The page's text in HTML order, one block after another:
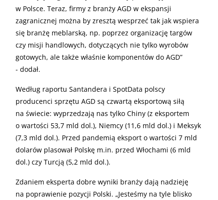
w Polsce. Teraz, firmy z branży AGD w ekspansji
zagranicznej można by zresztą wesprzeć tak jak wspiera
się branżę meblarską, np. poprzez organizację targów
czy misji handlowych, dotyczących nie tylko wyrobów
gotowych, ale także właśnie komponentów do AGD”
- dodał.
Według raportu Santandera i SpotData polscy
producenci sprzętu AGD są czwartą eksportową siłą
na świecie: wyprzedzają nas tylko Chiny (z eksportem
o wartości 53,7 mld dol.), Niemcy (11,6 mld dol.) i Meksyk
(7,3 mld dol.). Przed pandemią eksport o wartości 7 mld
dolarów plasował Polskę m.in. przed Włochami (6 mld
dol.) czy Turcją (5,2 mld dol.).
Zdaniem eksperta dobre wyniki branży dają nadzieję
na poprawienie pozycji Polski. „Jesteśmy na tyle blisko